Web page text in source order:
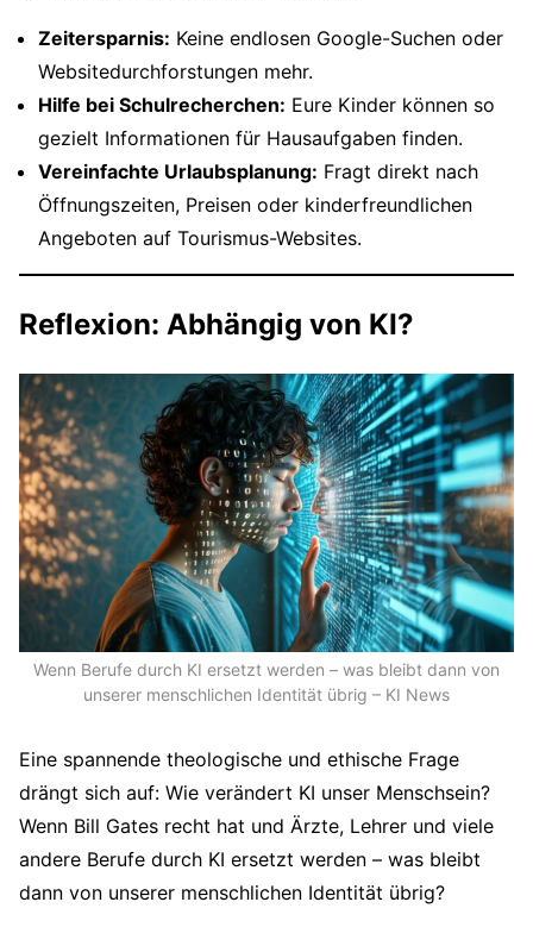
Zeitersparnis: Keine endlosen Google-Suchen oder
Websitedurchforstungen mehr.
Hilfe bei Schulrecherchen: Eure Kinder können so
gezielt Informationen für Hausaufgaben finden.
Vereinfachte Urlaubsplanung: Fragt direkt nach
Öffnungszeiten, Preisen oder kinderfreundlichen
Angeboten auf Tourismus-Websites.
Reflexion: Abhängig von KI?
Wenn Berufe durch KI ersetzt werden – was bleibt dann von
unserer menschlichen Identität übrig – KI News
Eine spannende theologische und ethische Frage
drängt sich auf: Wie verändert KI unser Menschsein?
Wenn Bill Gates recht hat und Ärzte, Lehrer und viele
andere Berufe durch KI ersetzt werden – was bleibt
dann von unserer menschlichen Identität übrig?